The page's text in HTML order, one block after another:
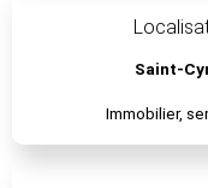
Saint-
Immobilier,